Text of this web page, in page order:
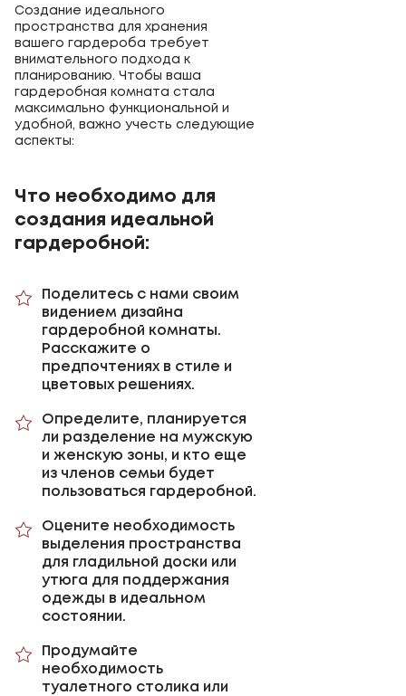
Создание идеального
пространства для хранения
вашего гардероба требует
внимательного подхода к
планированию. Чтобы ваша
гардеробная комната стала
максимально функциональной и
удобной, важно учесть следующие
аспекты:
Что необходимо для
создания идеальной
гардеробной:
Поделитесь с нами своим
видением дизайна
гардеробной комнаты.
Расскажите о
предпочтениях в стиле и
цветовых решениях.
Определите, планируется
ли разделение на мужскую
и женскую зоны, и кто еще
из членов семьи будет
пользоваться гардеробной.
Оцените необходимость
выделения пространства
для гладильной доски или
утюга для поддержания
одежды в идеальном
состоянии.
Продумайте
необходимость
туалетного столика или